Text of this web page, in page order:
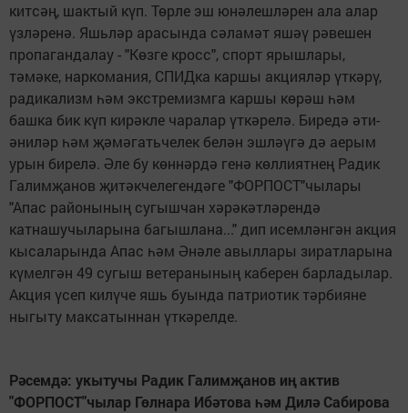
китсәң, шактый күп. Төрле эш юнәлешләрен ала алар
үзләренә. Яшьләр арасында сәламәт яшәү рәвешен
пропагандалау - "Көзге кросс", спорт ярышлары,
тәмәке, наркомания, СПИДка каршы акцияләр үткәрү,
радикализм һәм экстремизмга каршы көрәш һәм
башка бик күп кирәкле чаралар үткәрелә. Биредә әти-
әниләр һәм җәмәгатьчелек белән эшләүгә дә аерым
урын бирелә. Әле бу көннәрдә генә көллиятнең Радик
Галимҗанов җитәкчелегендәге "ФОРПОСТ"чылары
"Апас районының сугышчан хәрәкәтләрендә
катнашучыларына багышлана..." дип исемләнгән акция
кысаларында Апас һәм Әнәле авыллары зиратларына
күмелгән 49 сугыш ветеранының каберен барладылар.
Акция үсеп килүче яшь буында патриотик тәрбияне
ныгыту максатыннан үткәрелде.
Рәсемдә: укытучы Радик Галимҗанов иң актив
"ФОРПОСТ"чылар Гөлнара Ибәтова һәм Дилә Сабирова